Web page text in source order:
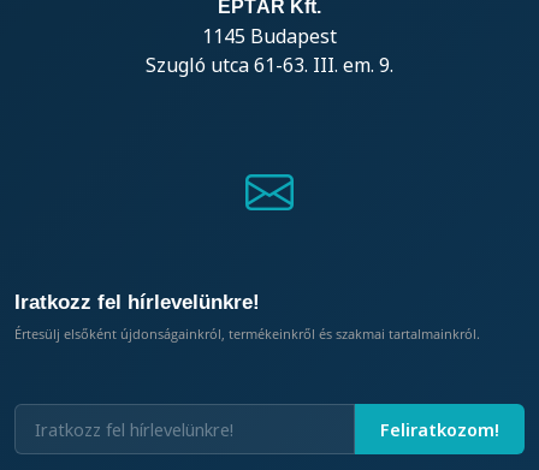
ÉPTÁR Kft.
1145 Budapest
Szugló utca 61-63. III. em. 9.
Iratkozz fel hírlevelünkre!
Értesülj elsőként újdonságainkról, termékeinkről és szakmai tartalmainkról.